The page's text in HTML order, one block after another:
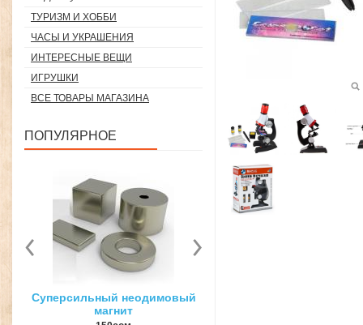
ТУРИЗМ И ХОББИ
ЧАСЫ И УКРАШЕНИЯ
ИНТЕРЕСНЫЕ ВЕЩИ
ИГРУШКИ
ВСЕ ТОВАРЫ МАГАЗИНА
ПОПУЛЯРНОЕ
3D ручка для объемного
рисования